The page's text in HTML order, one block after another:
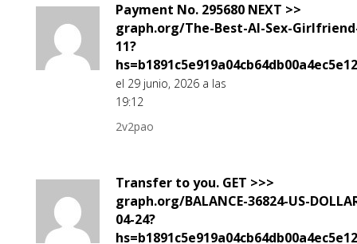
Payment No. 295680 NEXT >>
graph.org/The-Best-AI-Sex-
11?
el 29 junio, 2026 a las
19:12
2v2pao
Transfer to you. GET >>>
graph.org/BALANCE-36824-US-
04-24?